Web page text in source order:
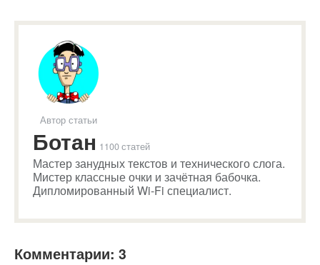
Автор статьи
Ботан 1100 статей
Мастер занудных текстов и технического слога.
Мистер классные очки и зачётная бабочка.
Дипломированный Wi-Fi специалист.
Комментарии: 3